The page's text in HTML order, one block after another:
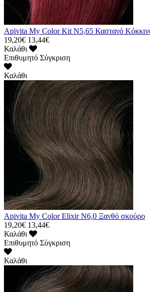
Apivita My Color Kit N5,65 Καστανό
19,20€ 13,44€
Καλάθι
Επιθυμητό Σύγκριση
Καλάθι
Apivita My Color Elixir N6,0 Ξανθό σκούρο
19,20€ 13,44€
Καλάθι
Επιθυμητό Σύγκριση
Καλάθι